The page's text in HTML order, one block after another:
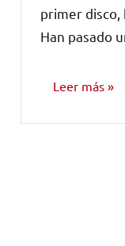
primer disco,
Han pasado
Leer más